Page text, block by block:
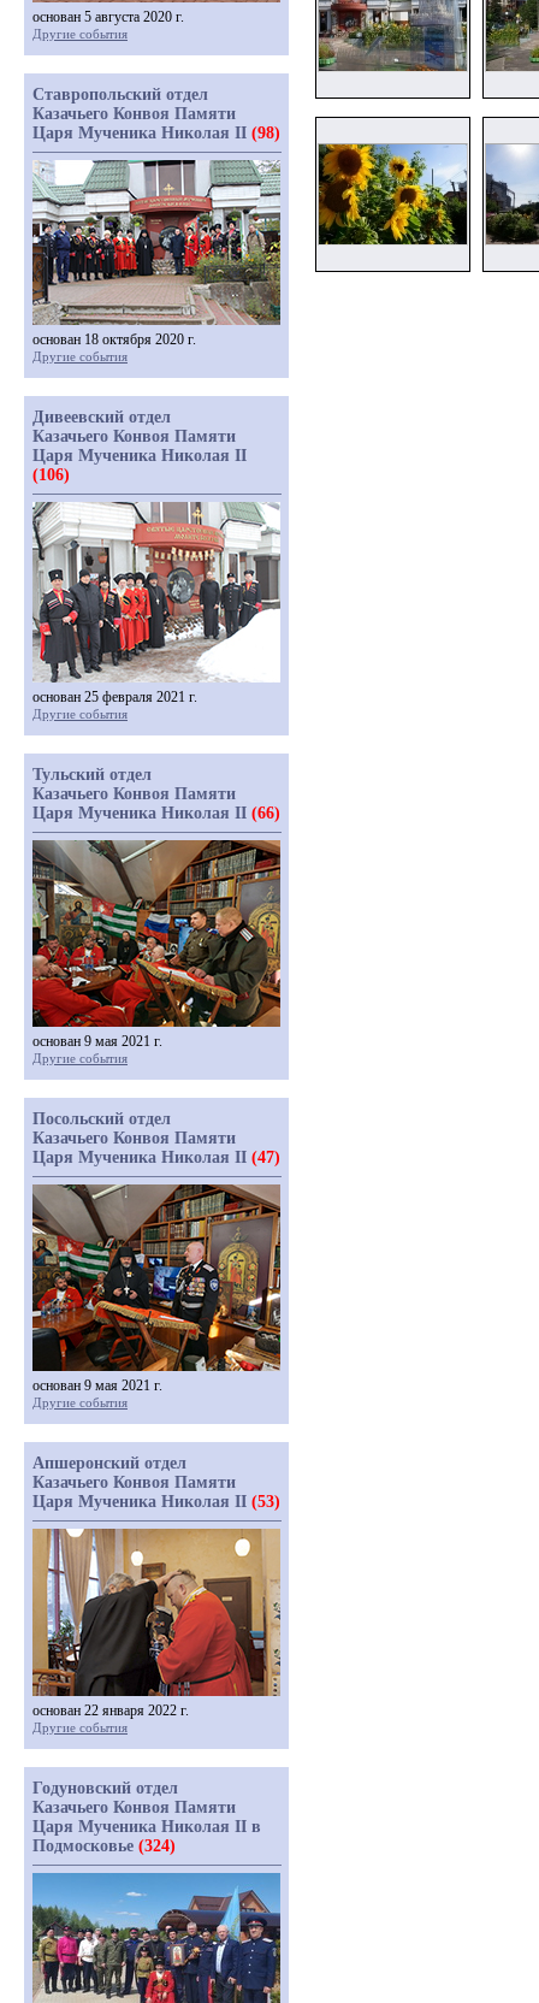
основан 5 августа 2020 г.
Другие события
Ставропольский отдел
Казачьего Конвоя Памяти
Царя Мученика Николая II (98)
основан 18 октября 2020 г.
Другие события
Дивеевский отдел
Казачьего Конвоя Памяти
Царя Мученика Николая II
(106)
основан 25 февраля 2021 г.
Другие события
Тульский отдел
Казачьего Конвоя Памяти
Царя Мученика Николая II (66)
основан 9 мая 2021 г.
Другие события
Посольский отдел
Казачьего Конвоя Памяти
Царя Мученика Николая II (47)
основан 9 мая 2021 г.
Другие события
Апшеронский отдел
Казачьего Конвоя Памяти
Царя Мученика Николая II (53)
основан 22 января 2022 г.
Другие события
Годуновский отдел
Казачьего Конвоя Памяти
Царя Мученика Николая II в
Подмосковье (324)